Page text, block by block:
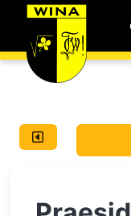
WiNA